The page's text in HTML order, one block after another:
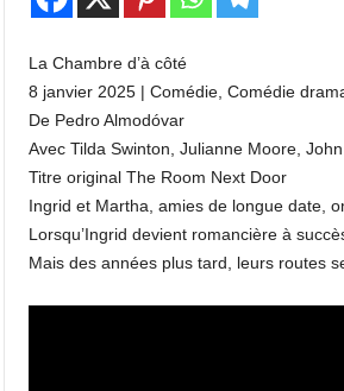
La Chambre d’à côté
8 janvier 2025 | Comédie, Comédie
De Pedro Almodóvar
Avec Tilda Swinton, Julianne Moore,
Titre original The Room Next Door
Ingrid et Martha, amies de longue date,
Lorsqu’Ingrid devient romancière à
Mais des années plus tard, leurs routes